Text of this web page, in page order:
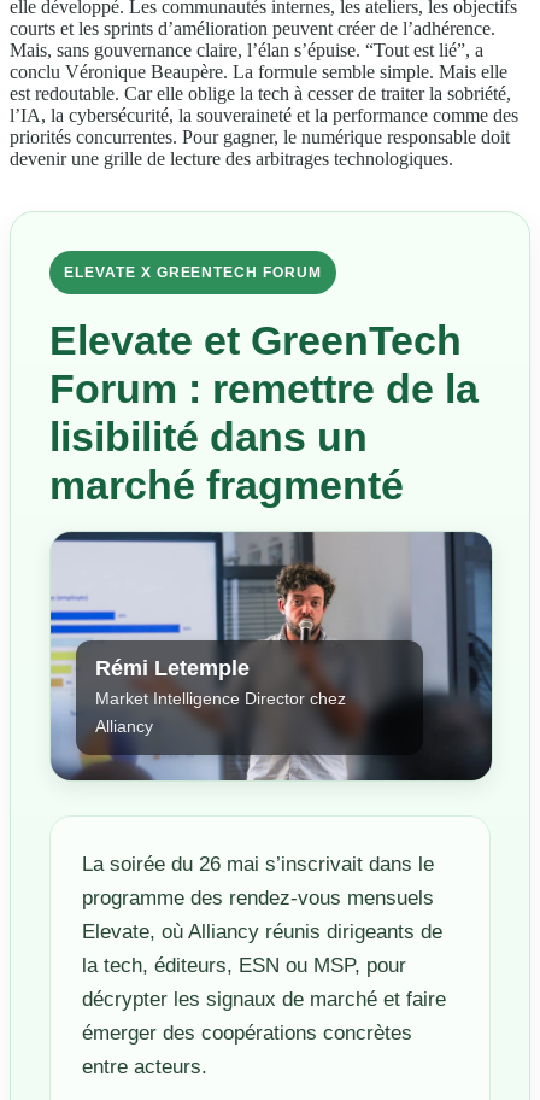
elle développé. Les communautés internes, les ateliers, les objectifs
courts et les sprints d’amélioration peuvent créer de l’adhérence.
Mais, sans gouvernance claire, l’élan s’épuise. “Tout est lié”, a
conclu Véronique Beaupère. La formule semble simple. Mais elle
est redoutable. Car elle oblige la tech à cesser de traiter la sobriété,
l’IA, la cybersécurité, la souveraineté et la performance comme des
priorités concurrentes. Pour gagner, le numérique responsable doit
devenir une grille de lecture des arbitrages technologiques.
ELEVATE X GREENTECH FORUM
Elevate et GreenTech
Forum : remettre de la
lisibilité dans un
marché fragmenté
Rémi Letemple
Market Intelligence Director chez
Alliancy
La soirée du 26 mai s’inscrivait dans le
programme des rendez-vous mensuels
Elevate, où Alliancy réunis dirigeants de
la tech, éditeurs, ESN ou MSP, pour
décrypter les signaux de marché et faire
émerger des coopérations concrètes
entre acteurs.